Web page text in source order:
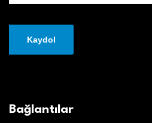
Bağlantılar